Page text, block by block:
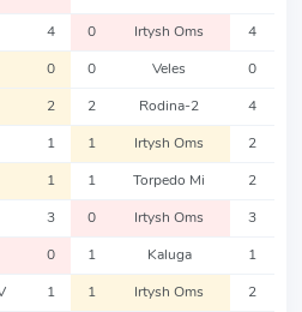
4 0 Irtysh Oms 4
0 0 Veles 0
2 2 Rodina-2 4
1 1 Irtysh Oms 2
1 1 Torpedo Mi 2
3 0 Irtysh Oms 3
0 1 Kaluga 1
1 1 Irtysh Oms 2